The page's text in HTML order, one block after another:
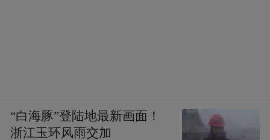
“白海豚”登陆地最新画面！
浙江玉环风雨交加